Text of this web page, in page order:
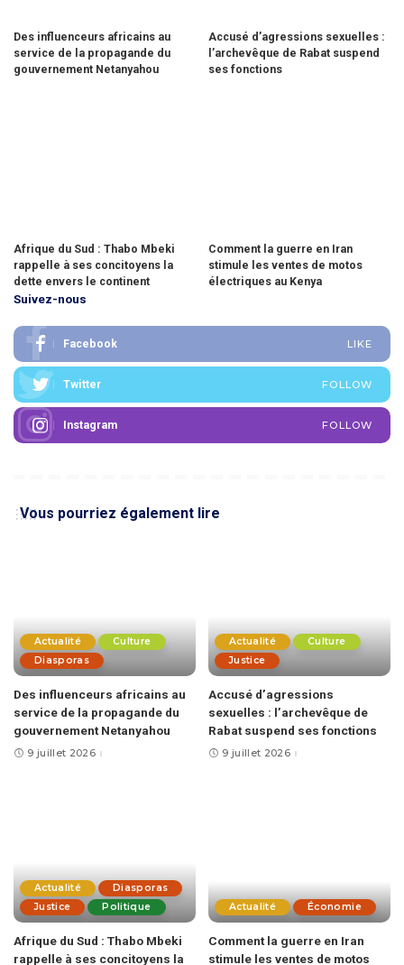
Des influenceurs africains au
service de la propagande du
gouvernement Netanyahou
Accusé d’agressions sexuelles :
l’archevêque de Rabat suspend
ses fonctions
Afrique du Sud : Thabo Mbeki
rappelle à ses concitoyens la
dette envers le continent
Comment la guerre en Iran
stimule les ventes de motos
électriques au Kenya
Suivez-nous
Facebook LIKE
Twitter FOLLOW
Instagram FOLLOW
Vous pourriez également lire
Actualité
Culture
Diasporas
Des influenceurs africains au
service de la propagande du
gouvernement Netanyahou
9 juillet 2026
Actualité
Culture
Justice
Accusé d’agressions
sexuelles : l’archevêque de
Rabat suspend ses fonctions
9 juillet 2026
Actualité
Diasporas
Justice
Politique
Afrique du Sud : Thabo Mbeki
rappelle à ses concitoyens la
Actualité Économie
Comment la guerre en Iran
stimule les ventes de motos